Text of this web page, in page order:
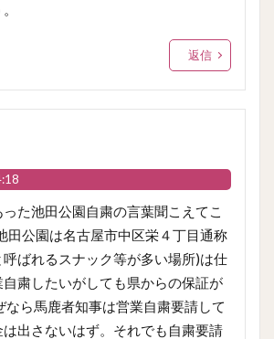
返信
た池田公園自粛の言葉聞こえてこ
田公園は名古屋市中区栄４丁目通称
ばれるスナック等が多い場所)は仕
粛したいがしても県からの保証が
なら馬鹿者知事は営業自粛要請して
出さないはず。それでも自粛要請